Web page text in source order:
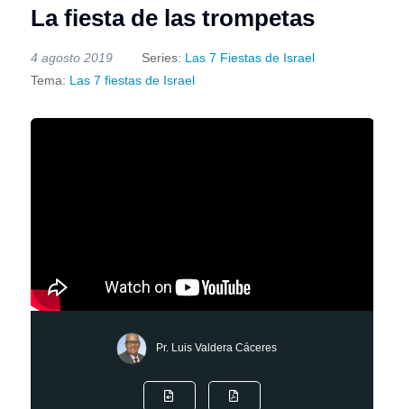
La fiesta de las trompetas
4 agosto 2019 Series: Las 7 Fiestas de Israel
Tema: Las 7 fiestas de Israel
Pr. Luis Valdera Cáceres